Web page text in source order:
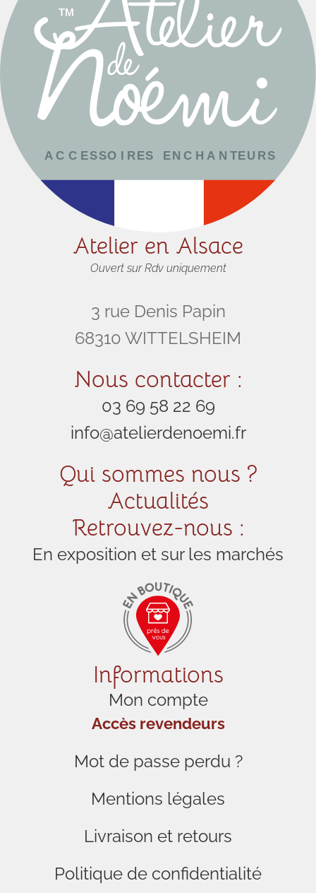
Atelier en Alsace
Ouvert sur Rdv uniquement
3 rue Denis Papin
68310 WITTELSHEIM
Nous contacter :
03 69 58 22 69
info@atelierdenoemi.fr
Qui sommes nous ?
Actualités
Retrouvez-nous :
En exposition et sur les marchés
Informations
Mon compte
Accès revendeurs
Mot de passe perdu ?
Mentions légales
Livraison et retours
Politique de confidentialité